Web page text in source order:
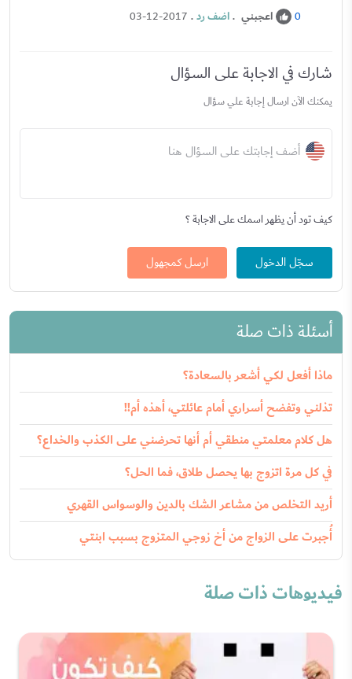
0 اعجبني .اضف رد.
03-12-2017
شارك في الاجابة على السؤال
يمكنك الآن ارسال إجابة علي سؤال
أضف إجابتك على السؤال هنا
كيف تود أن يظهر اسمك على الاجابة ؟
سجّل الدخول ارسل كمجهول
أسئلة ذات صلة
ماذا أفعل لكي أشعر بالسعادة؟
تذلني وتفضح أسراري أمام عائلتي، أهذه أم!!
هل كلام معلمتي منطقي أم أنها تحرضني على الكذب والخداع؟
في كل مرة اتزوج بها يحصل طلاق، فما الحل؟
أريد التخلص من مشاعر الشك بالدين والوسواس القهري
أُجبرت على الزواج من أخ زوجي المتزوج بسبب ابنتي
فيديوهات ذات صلة